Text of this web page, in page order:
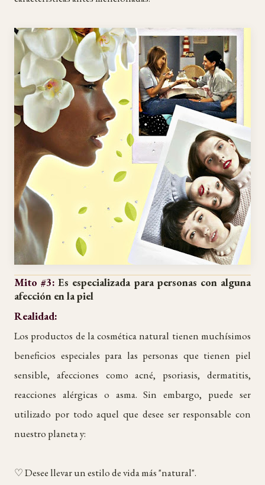
Mito #3: Es especializada para personas con alguna
afección en la piel
Realidad:
Los productos de la cosmética natural tienen muchísimos
beneficios especiales para las personas que tienen piel
sensible, afecciones como acné, psoriasis, dermatitis,
reacciones alérgicas o asma. Sin embargo, puede ser
utilizado por todo aquel que desee ser responsable con
nuestro planeta y:
♡ Desee llevar un estilo de vida más "natural".